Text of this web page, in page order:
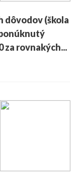
dôvodov (škola
za rovnakých...